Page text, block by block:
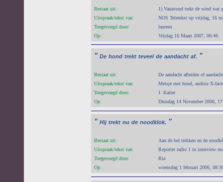
Bestaat uit:
1) Vanavond trekt de wind wat
Uitspraak/tekst van:
NOS Teletekst op vrijdag, 16
Toegevoegd door:
laurens
Op:
Vrijdag 16 Maart 2007, 06:46
" De hond trekt teveel de aandacht af. "
Bestaat uit:
De aandacht afleiden of
Uitspraak/tekst van:
Meisje met hond, auditie X-
Toegevoegd door:
J. Katier
Op:
Dinsdag 14 November 2006,
" Hij trekt nu de noodklok. "
Bestaat uit:
Aan de bel trekken en de
Uitspraak/tekst van:
Reporter radio 1 in interview
Toegevoegd door:
Ria
Op:
woensdag 1 februari 2006,